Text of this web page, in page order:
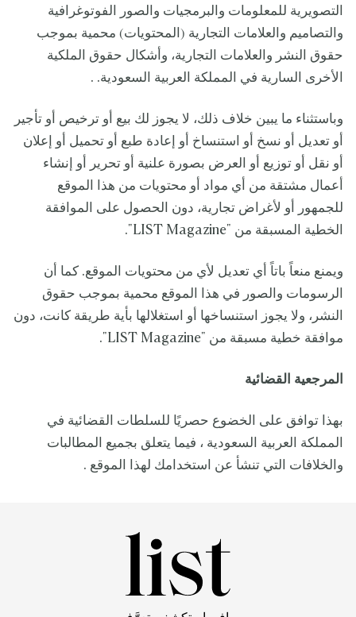
التصويرية للمعلومات والبرمجيات والصور الفوتوغرافية
والتصاميم والعلامات التجارية (المحتويات) محمية بموجب
حقوق النشر والعلامات التجارية، وأشكال حقوق الملكية
الأخرى السارية في المملكة العربية السعودية. .
وباستثناء ما يبين خلاف ذلك، لا يجوز لك بيع أو ترخيص أو تأجير
أو تعديل أو نسخ أو استنساخ أو إعادة طبع أو تحميل أو إعلان
أو نقل أو توزيع أو العرض بصورة علنية أو تحرير أو إنشاء
أعمال مشتقة من أي مواد أو محتويات من هذا الموقع
للجمهور أو لأغراض تجارية، دون الحصول على الموافقة
الخطية المسبقة من "LIST Magazine".
ويمنع منعاً باتاً أي تعديل لأي من محتويات الموقع. كما أن
الرسومات والصور في هذا الموقع محمية بموجب حقوق
النشر، ولا يجوز استنساخها أو استغلالها بأية طريقة كانت، دون
موافقة خطية مسبقة من "LIST Magazine".
المرجعية القضائية
بهذا توافق على الخضوع حصريًا للسلطات القضائية في
المملكة العربية السعودية ، فيما يتعلق بجميع المطالبات
والخلافات التي تنشأ عن استخدامك لهذا الموقع .